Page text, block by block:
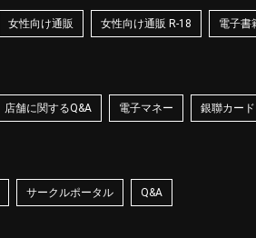
女性向け通販 女性向け通販 R-18 電子書
店舗に関するQ&A 電子マネー 銀聯カード
サークルポータル Q&A